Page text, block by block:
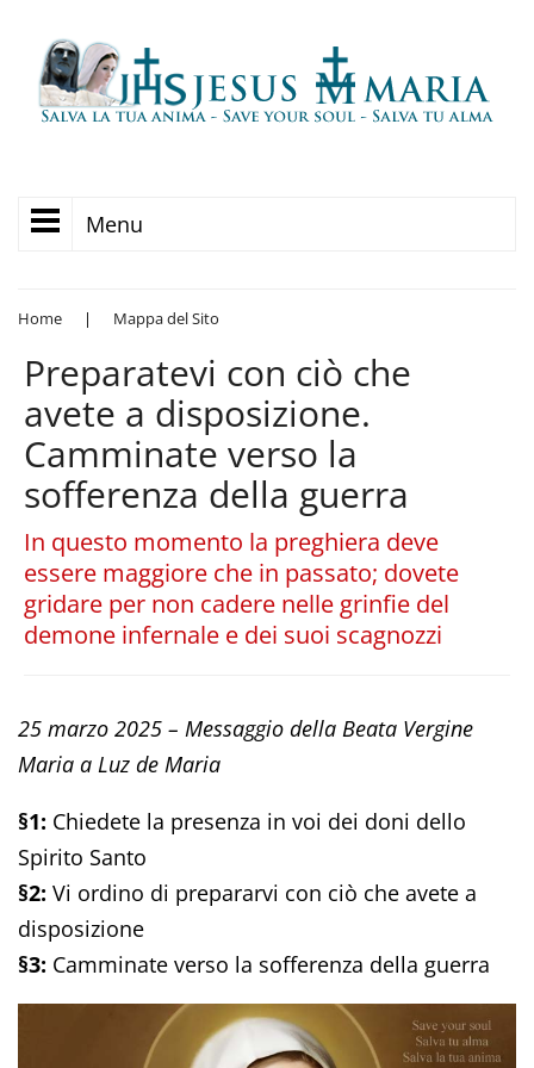
Menu
Home | Mappa del Sito
Preparatevi con ciò che
avete a disposizione.
Camminate verso la
sofferenza della guerra
In questo momento la preghiera deve
essere maggiore che in passato; dovete
gridare per non cadere nelle grinfie del
demone infernale e dei suoi scagnozzi
25 marzo 2025 – Messaggio della Beata Vergine
Maria a Luz de Maria
§1: Chiedete la presenza in voi dei doni dello
Spirito Santo
§2: Vi ordino di prepararvi con ciò che avete a
disposizione
§3: Camminate verso la sofferenza della guerra